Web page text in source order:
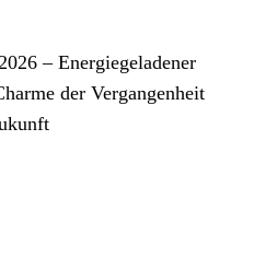
– Energiegeladener
der Vergangenheit